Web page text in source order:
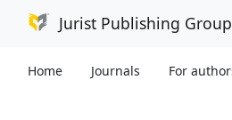
Jurist Publishing Group
Home Journals For